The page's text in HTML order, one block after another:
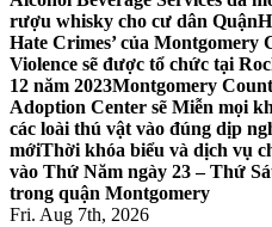
rượu whisky cho cư dân Quận
Hate Crimes’ của Montgomery
Violence sẽ được tổ chức tại
12 năm 2023Montgomery
Adoption Center sẽ Miễn mọi
các loài thú vật vào đúng dịp
mớiThời khóa biểu và dịch vụ
vào Thứ Năm ngày 23 – Thứ
trong quận Montgomery
Fri. Aug 7th, 2026